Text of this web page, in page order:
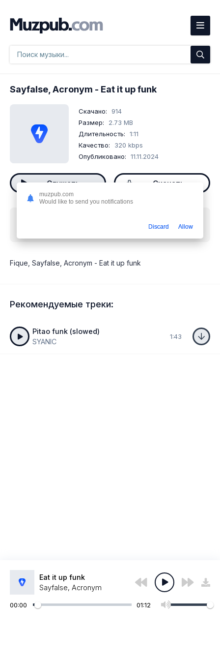
Sayfalse, Acronym - Eat it up funk
Скачано:
914
Размер:
2.73 MB
Длительность:
1:11
Качество:
320 kbps
Опубликовано:
11.11.2024
Слушать Скачать
Fique, Sayfalse, Acronym - Eat it up funk
Рекомендуемые треки:
Pitao funk (slowed)
SYANIC
1:43
Eat it up funk
Sayfalse, Acronym
00:00 01:12
muzpub.com
Would like to send you notifications
Discard Allow